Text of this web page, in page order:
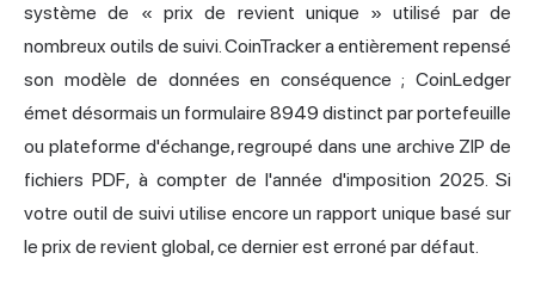
système de « prix de revient unique » utilisé par de
nombreux outils de suivi. CoinTracker a entièrement repensé
son modèle de données en conséquence ; CoinLedger
émet désormais un formulaire 8949 distinct par portefeuille
ou plateforme d'échange, regroupé dans une archive ZIP de
fichiers PDF, à compter de l'année d'imposition 2025. Si
votre outil de suivi utilise encore un rapport unique basé sur
le prix de revient global, ce dernier est erroné par défaut.